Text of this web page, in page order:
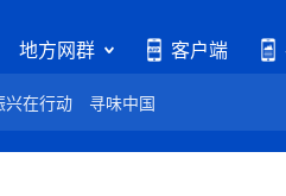
地方网群 客户端
兴在行动 寻味中国